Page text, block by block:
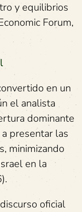
y equilibrios
Forum,
en un
el analista
dominante
presentar las
minimizando
en la
oficial